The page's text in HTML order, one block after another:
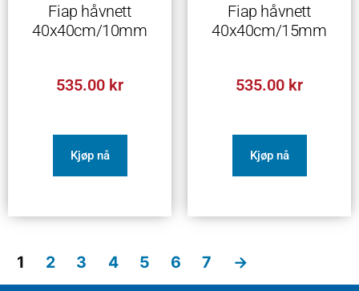
Fiap håvnett
40x40cm/10mm
535.00 kr
Kjøp nå
Fiap håvnett
40x40cm/15mm
535.00 kr
Kjøp nå
1 2 3 4 5 6 7 →